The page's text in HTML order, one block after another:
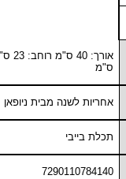
ס"מ
אחריות לשנה מבית ניופאן
תכלת בייבי
7290110784140